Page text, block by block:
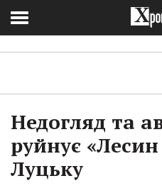
Недогляд та
руйнує
Луцьку